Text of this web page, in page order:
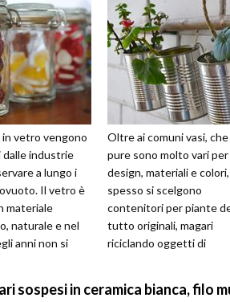
vetro vengono
industrie
a lungo i
Il vetro è
materiale
naturale e nel
anni non si
Oltre ai comuni vasi, che
pure sono molto vari per
design, materiali e colori,
spesso si scelgono
contenitori per piante
tutto originali, magari
riciclando oggetti di
sospesi in ceramica bianca, filo